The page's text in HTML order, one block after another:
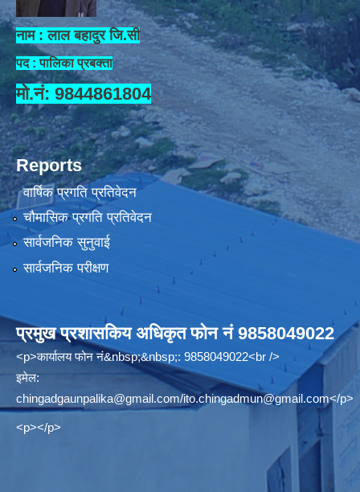
नाम : लाल बहादुर जि.सी
पद : पालिका प्रबक्ता
मो.नं: 9844861804
Reports
वार्षिक प्रगति प्रतिवेदन
चौमासिक प्रगति प्रतिवेदन
सार्वजनिक सुनुवाई
सार्वजनिक परीक्षण
प्रमुख प्रशासकिय अधिकृत फोन नं 9858049022
<p>कार्यालय फोन नं&nbsp;&nbsp;: 9858049022<br />
इमेल:
chingadgaunpalika@gmail.com/ito.chingadmun@gmail.com</p>
<p></p>